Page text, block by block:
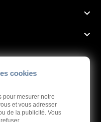


cookies
pour mesurer notre
et vous adresser
de la publicité. Vous